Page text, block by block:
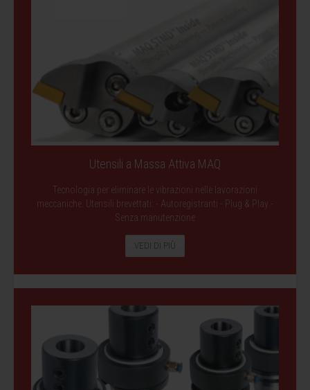
Utensili a Massa Attiva MAQ
Tecnologia per eliminare le vibrazioni nelle lavorazioni
meccaniche. Utensili brevettati: - Autoregistranti - Plug & Play -
Senza manutenzione
VEDI DI PIÙ